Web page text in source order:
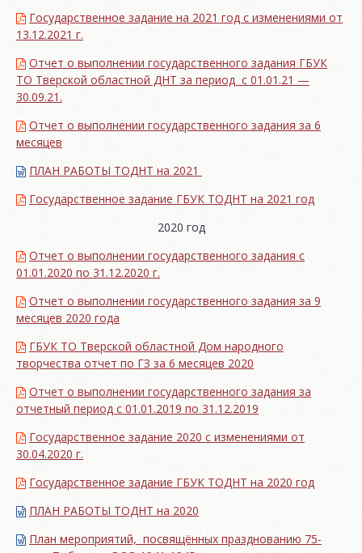
Государственное задание на 2021 год с изменениями от
13.12.2021 г.
Отчет о выполнении государственного задания ГБУК
ТО Тверской областной ДНТ за период с 01.01.21 —
30.09.21.
Отчет о выполнении государственного задания за 6
месяцев
ПЛАН РАБОТЫ ТОДНТ на 2021
Государственное задание ГБУК ТОДНТ на 2021 год
2020 год
Отчет о выполнении государственного задания с
01.01.2020 по 31.12.2020 г.
Отчет о выполнении государственного задания за 9
месяцев 2020 года
ГБУК ТО Тверской областной Дом народного
творчества отчет по ГЗ за 6 месяцев 2020
Отчет о выполнении государственного задания за
отчетный период с 01.01.2019 по 31.12.2019
Государственное задание 2020 с изменениями от
30.04.2020 г.
Государственное задание ГБУК ТОДНТ на 2020 год
ПЛАН РАБОТЫ ТОДНТ на 2020
План мероприятий, посвящённых празднованию 75-